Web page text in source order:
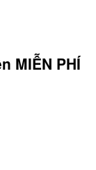
MIỄN PHÍ